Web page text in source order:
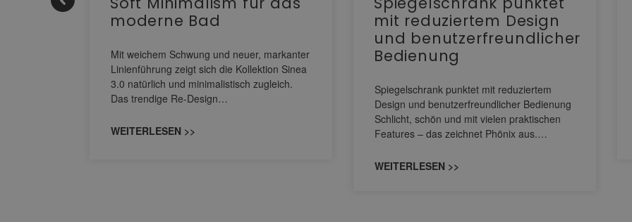
moderne Bad
Mit weichem Schwung und neuer, markanter
Linienführung zeigt sich die Kollektion Sinea
3.0 natürlich und minimalistisch zugleich.
Das trendige Re-Design…
WEITERLESEN >>
mit reduziertem Design
und benutzerfreundlicher
Bedienung
Spiegelschrank punktet mit reduziertem
Design und benutzerfreundlicher Bedienung
Schlicht, schön und mit vielen praktischen
Features – das zeichnet Phönix aus.…
WEITERLESEN >>